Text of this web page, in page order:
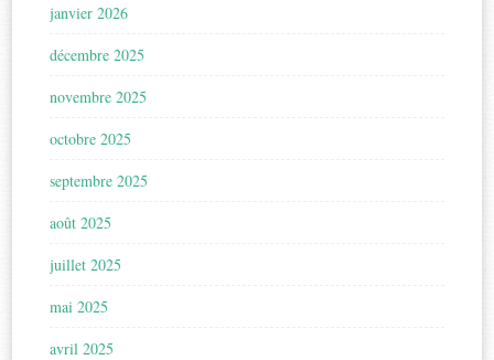
janvier 2026
décembre 2025
novembre 2025
octobre 2025
septembre 2025
août 2025
juillet 2025
mai 2025
avril 2025